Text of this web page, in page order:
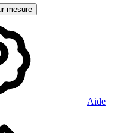
mesure
Aide